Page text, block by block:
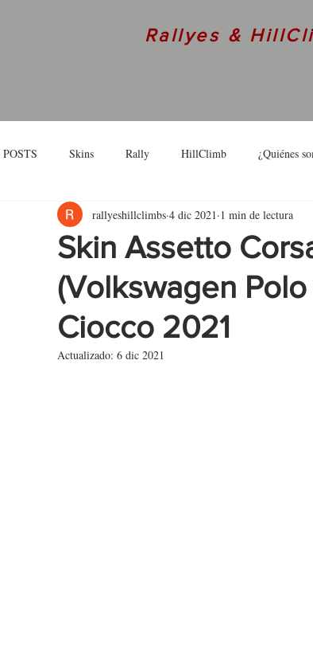
Rallyes &
Skins Rally HillClimb ¿Quiénes
Interview
Skin Assetto
(Volkswagen Polo
Ciocco 2021
rallyeshillclimbs 4 dic 2021 1 min de lectura
Actualizado: 6 dic 2021